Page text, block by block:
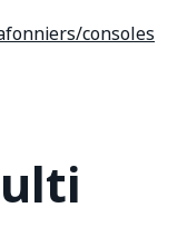
consoles